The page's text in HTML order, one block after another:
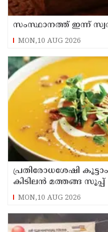
സംസ്ഥാനത്ത് ഇന്ന്
MON,10 AUG 2026
പ്രതിരോധശേഷി
കിടിലൻ മത്തങ്ങ സൂപ്പ്
MON,10 AUG 2026